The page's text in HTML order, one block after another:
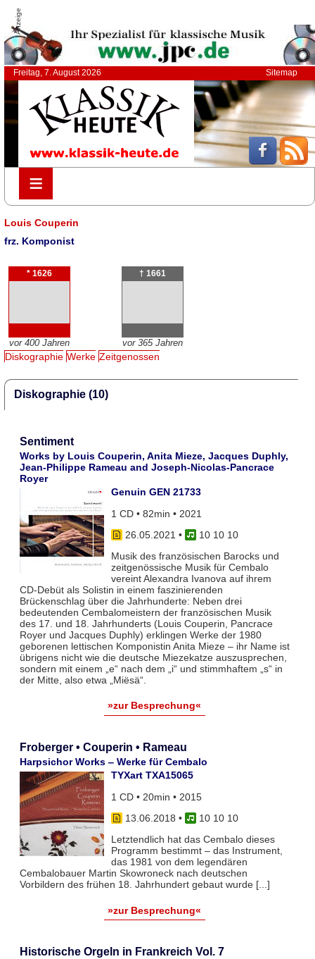
Anzeige
Freitag, 7. August 2026 Sitemap
≡
≡
Louis Couperin
frz. Komponist
* 1626
vor 400 Jahren
† 1661
vor 365 Jahren
Diskographie Werke Zeitgenossen
Diskographie (10)
Sentiment
Works by Louis Couperin, Anita Mieze, Jacques Duphly,
Jean-Philippe Rameau and Joseph-Nicolas-Pancrace
Royer
Genuin GEN 21733
1 CD • 82min • 2021
26.05.2021 •
10 10 10
Musik des französischen Barocks und
zeitgenössische Musik für Cembalo
vereint Alexandra Ivanova auf ihrem
CD-Debüt als Solistin in einem faszinierenden
Brückenschlag über die Jahrhunderte: Neben drei
bedeutenden Cembalomeistern der französischen Musik
des 17. und 18. Jahrhunderts (Louis Couperin, Pancrace
Royer und Jacques Duphly) erklingen Werke der 1980
geborenen lettischen Komponistin Anita Mieze – ihr Name ist
übrigens nicht wie die deutsche Miezekatze auszusprechen,
sondern mit einem „e“ nach dem „i“ und stimmhaftem „s“ in
der Mitte, also etwa „Miësä“.
»zur Besprechung«
Froberger • Couperin • Rameau
Harpsichor Works ‒ Werke für Cembalo
TYXart TXA15065
1 CD • 20min • 2015
13.06.2018 •
10 10 10
Letztendlich hat das Cembalo dieses
Programm bestimmt – das Instrument,
das 1981 von dem legendären
Cembalobauer Martin Skowroneck nach deutschen
Vorbildern des frühen 18. Jahrhundert gebaut wurde [...]
»zur Besprechung«
Historische Orgeln in Frankreich Vol. 7